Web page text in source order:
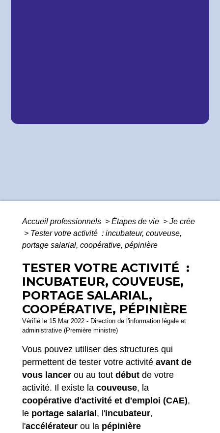
Accueil professionnels > Étapes de vie > Je crée
> Tester votre activité : incubateur, couveuse,
portage salarial, coopérative, pépinière
TESTER VOTRE ACTIVITÉ :
INCUBATEUR, COUVEUSE,
PORTAGE SALARIAL,
COOPÉRATIVE, PÉPINIÈRE
Vérifié le 15 Mar 2022 - Direction de l'information légale et
administrative (Première ministre)
Vous pouvez utiliser des structures qui
permettent de tester votre activité avant de
vous lancer ou au tout début de votre
activité. Il existe la couveuse, la
coopérative d'activité et d'emploi (CAE),
le portage salarial, l'incubateur,
l'accélérateur ou la pépinière